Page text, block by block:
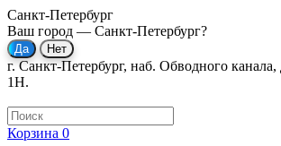
Санкт-Петербург
Ваш город — Санкт-Петербург?
г. Санкт-Петербург, наб. Обводного
1Н.
Корзина 0